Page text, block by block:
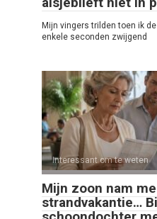
Mijn vingers trilden toen ik
enkele seconden zwijgend
Interessant om te weten
Mijn zoon nam
strandvakantie…